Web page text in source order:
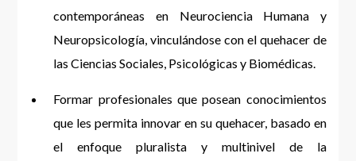
contemporáneas en Neurociencia Humana y
Neuropsicología, vinculándose con el quehacer de
las Ciencias Sociales, Psicológicas y Biomédicas.
Formar profesionales que posean conocimientos
que les permita innovar en su quehacer, basado en
el enfoque pluralista y multinivel de la